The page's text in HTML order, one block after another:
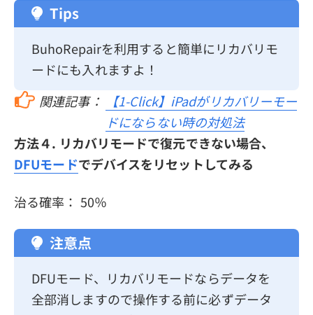
Tips
BuhoRepairを利用すると簡単にリカバリモ
ードにも入れますよ！
関連記事：
【1-Click】iPadがリカバリーモー
ドにならない時の対処法
方法４. リカバリモードで復元できない場合、
DFUモードでデバイスをリセットしてみる
治る確率： 50％
注意点
DFUモード、リカバリモードならデータを
全部消しますので操作する前に必ずデータ